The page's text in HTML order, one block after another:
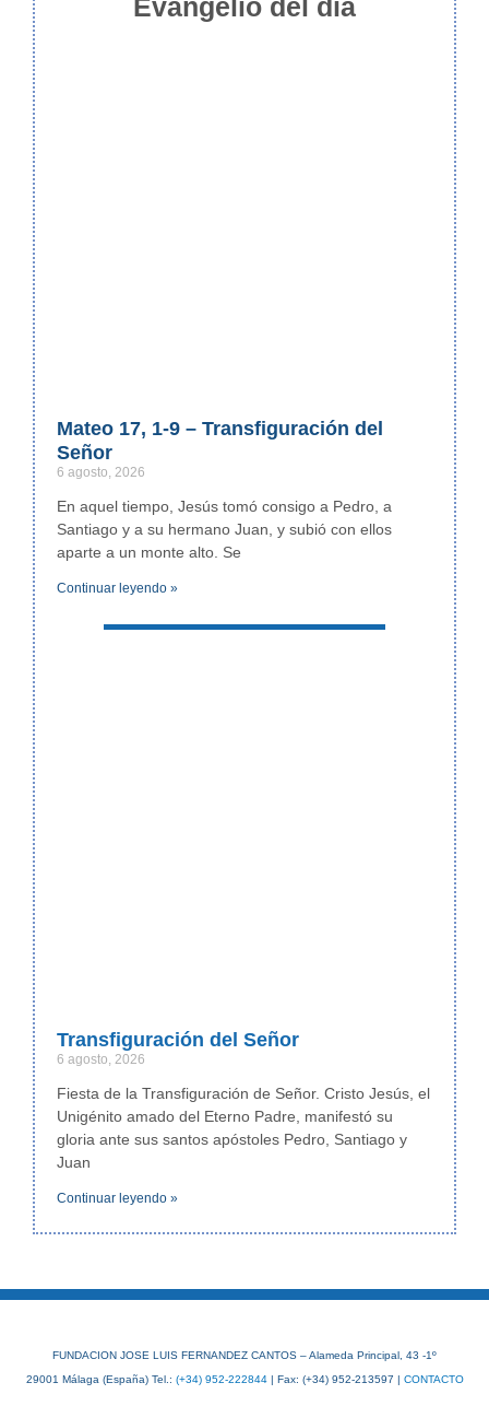
Mateo 17, 1-9 – Transfiguración del
Señor
6 agosto, 2026
En aquel tiempo, Jesús tomó consigo a Pedro, a
Santiago y a su hermano Juan, y subió con ellos
aparte a un monte alto. Se
Continuar leyendo »
Transfiguración del Señor
6 agosto, 2026
Fiesta de la Transfiguración de Señor. Cristo Jesús, el
Unigénito amado del Eterno Padre, manifestó su
gloria ante sus santos apóstoles Pedro, Santiago y
Juan
Continuar leyendo »
FUNDACION JOSE LUIS FERNANDEZ CANTOS – Alameda Principal, 43 -1º
29001 Málaga (España) Tel.: (+34) 952-222844| Fax: (+34) 952-213597 | CONTACTO